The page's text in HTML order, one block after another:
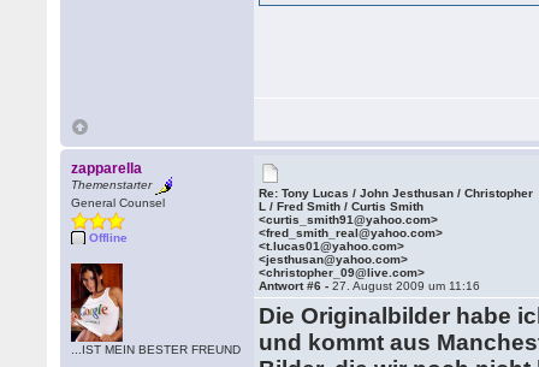
zapparella
Themenstarter
General Counsel
Offline
...IST MEIN BESTER FREUND
Re: Tony Lucas / John Jesthusan / Christopher
L / Fred Smith / Curtis Smith
<curtis_smith91@yahoo.com>
<fred_smith_real@yahoo.com>
<t.lucas01@yahoo.com>
<jesthusan@yahoo.com>
<christopher_09@live.com>
Antwort #6 -27. August 2009 um 11:16
Die Originalbilder habe
und kommt aus